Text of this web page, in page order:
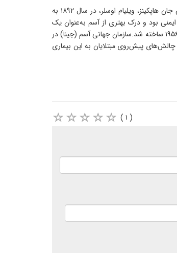
قرن نوزدهم دکتر هنری اچ سالتر توصیف‌های پزشکی دقیقی از آنچه ارائه کرد که در طول حملات آسم در ریه‌ها اتفاق می‌افتد. یکی از بنیان‌گذاران دانشکده پزشکی جان هاپکینز، ویلیام اوسلر، در سال ۱۸۹۲ به
شدید و رژیم غذایی اشاره کرد. دهه ۱۹۸۰ زمان تمرکز بر اهمیت سیستم ایمنی بود و درک بهتری از آسم به‌عنوان یک
بیماری التهابی مشاهده شد. در این دوره پزشکان نیاز به مدیریت آسم را حتی در صورت نداشتن علائم برجسته کردند. دستگاه‌های استنشاقی درمان آسم نیز در سال ۱۹۵۶ ساخته شد.سازمان جهانی آسم (جینا) در
با هدف گسترش آگاهی در مورد چالش‌های پیش‌روی مبتلایان به این بیماری
( ۱ )